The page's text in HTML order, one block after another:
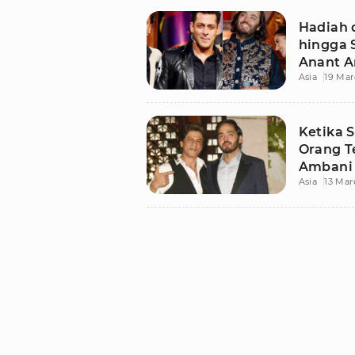
Hadiah
hingga
Anant
Asia 19
Ketika
Orang
Ambani
Asia 13